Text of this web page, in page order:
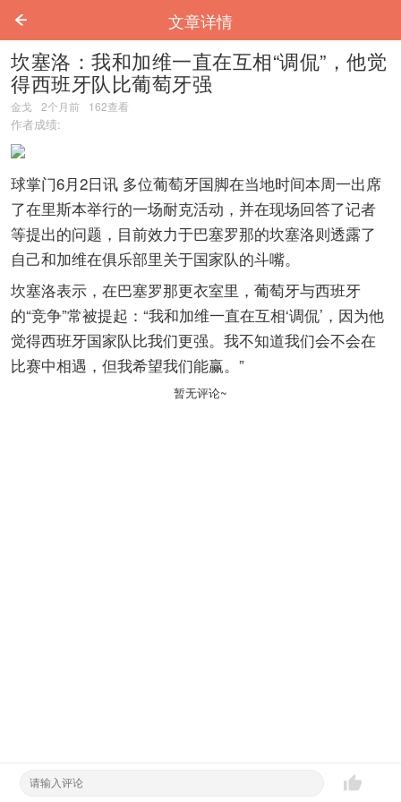
文章详情
坎塞洛：我和加维一直在互相“调侃”，他觉
得西班牙队比葡萄牙强
金戈 2个月前 162查看
作者成绩:
球掌门6月2日讯 多位葡萄牙国脚在当地时间本周一出席
了在里斯本举行的一场耐克活动，并在现场回答了记者
等提出的问题，目前效力于巴塞罗那的坎塞洛则透露了
自己和加维在俱乐部里关于国家队的斗嘴。
坎塞洛表示，在巴塞罗那更衣室里，葡萄牙与西班牙
的“竞争”常被提起：“我和加维一直在互相‘调侃’，因为他
觉得西班牙国家队比我们更强。我不知道我们会不会在
比赛中相遇，但我希望我们能赢。”
暂无评论~